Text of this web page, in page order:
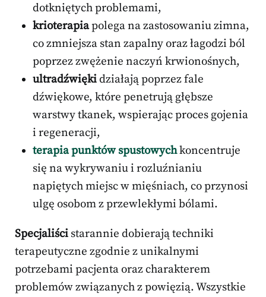
dotkniętych problemami,
krioterapiapolega na zastosowaniu zimna,
co zmniejsza stan zapalny oraz łagodzi ból
poprzez zwężenie naczyń krwionośnych,
ultradźwiękidziałają poprzez fale
dźwiękowe, które penetrują głębsze
warstwy tkanek, wspierając proces gojenia
i regeneracji,
terapia punktów spustowychkoncentruje
się na wykrywaniu i rozluźnianiu
napiętych miejsc w mięśniach, co przynosi
ulgę osobom z przewlekłymi bólami.
Specjaliści starannie dobierają techniki
terapeutyczne zgodnie z unikalnymi
potrzebami pacjenta oraz charakterem
problemów związanych z powięzią. Wszystkie